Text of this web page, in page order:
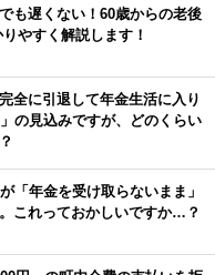
も遅くない！60歳からの老後
やすく解説します！
全に引退して年金生活に入り
の見込みですが、どのくらい
「年金を受け取らないまま」
これっておかしいですか…？